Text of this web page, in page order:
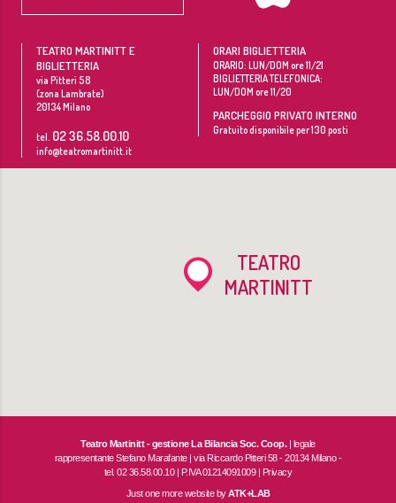
TEATRO MARTINITT E
BIGLIETTERIA
via Pitteri 58
(zona Lambrate)
20134Milano
tel. 02 36.58.00.10
info@teatromartinitt.it
ORARI BIGLIETTERIA
ORARIO: LUN/DOM ore 11/21
BIGLIETTERIA TELEFONICA:
LUN/DOM ore 11/20
PARCHEGGIO PRIVATO INTERNO
Gratuito disponibile per 130 posti
TEATRO
MARTINITT
Teatro Martinitt - gestione La Bilancia Soc. Coop.| legale
rappresentante Stefano Marafante | via Riccardo Pitteri 58 - 20134 Milano -
tel. 02 36.58.00.10 | P.IVA 01214091009 | Privacy
Just one more website byATK+LAB